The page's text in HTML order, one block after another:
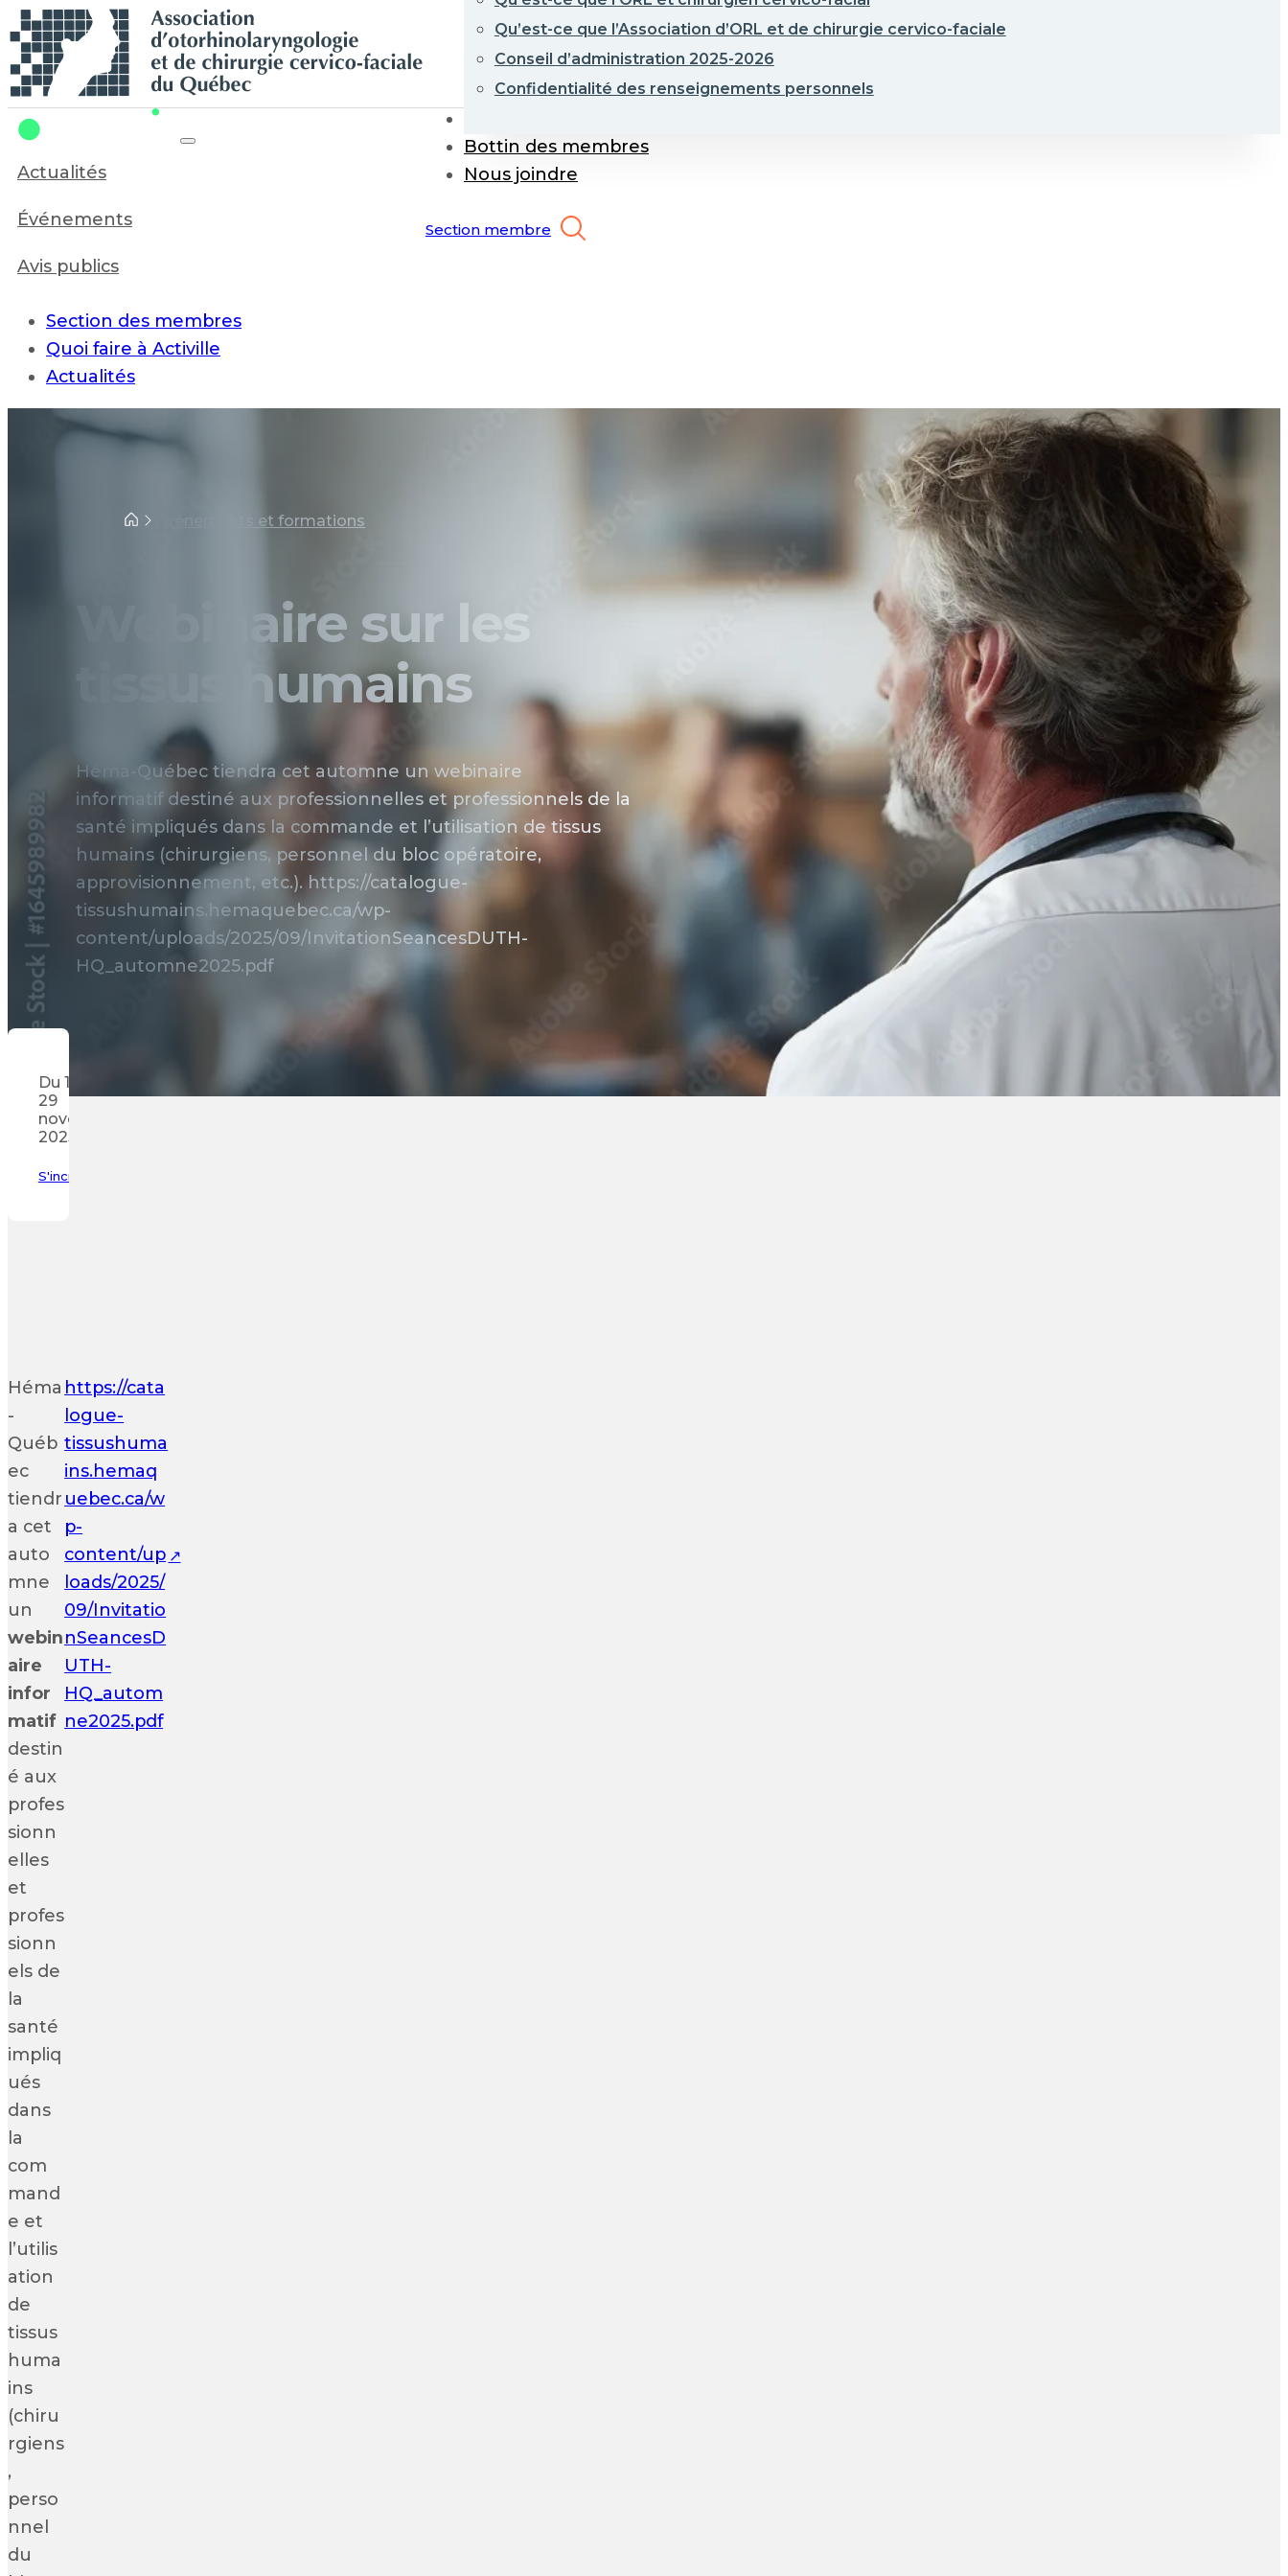
Recherche en cours...
Qu’est-ce que l’Association d’ORL et de chirurgie cervico-faciale
Conseil d’administration 2025-2026
Confidentialité des renseignements personnels
Bottin des membres
Nous joindre
Section membre
Actualités
Événements
Avis publics
Section des membres
Quoi faire à Activille
Actualités
Événements et formations
Webinaire sur les
tissus humains
Héma-Québec tiendra cet automne un webinaire
informatif destiné aux professionnelles et professionnels de la
santé impliqués dans la commande et l’utilisation de tissus
humains (chirurgiens, personnel du bloc opératoire,
approvisionnement, etc.). https://catalogue-
tissushumains.hemaquebec.ca/wp-
content/uploads/2025/09/InvitationSeancesDUTH-
HQ_automne2025.pdf
Du 18 au
29
novembre
2025
S'incrire
Héma
-
Québ
ec
tiendr
a cet
auto
mne
un
webin
aire
infor
matif
destin
é aux
profes
sionn
elles
et
profes
sionn
els de
la
santé
impliq
ués
dans
la
com
mand
e et
l’utilis
ation
de
tissus
huma
ins
(chiru
rgiens
,
perso
nnel
du
https://cata
logue-
tissushuma
ins.hemaq
uebec.ca/w
p-
content/up
loads/2025/
09/Invitatio
nSeancesD
UTH-
HQ_autom
ne2025.pdf